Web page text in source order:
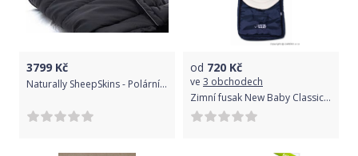
3799 Kč
Naturally SheepSkins - Polární fusak do kočárku z MERINO vlny (1 zip) Barva: černá
od 720 Kč
ve 3 obchodech
Zimní fusak New Baby Classic Fleece blue